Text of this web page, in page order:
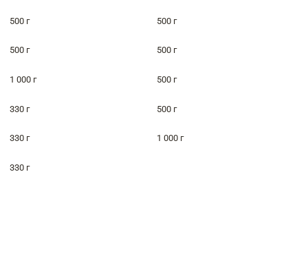
500 г 500 г
500 г 500 г
1 000 г 500 г
330 г 500 г
330 г 1 000 г
330 г